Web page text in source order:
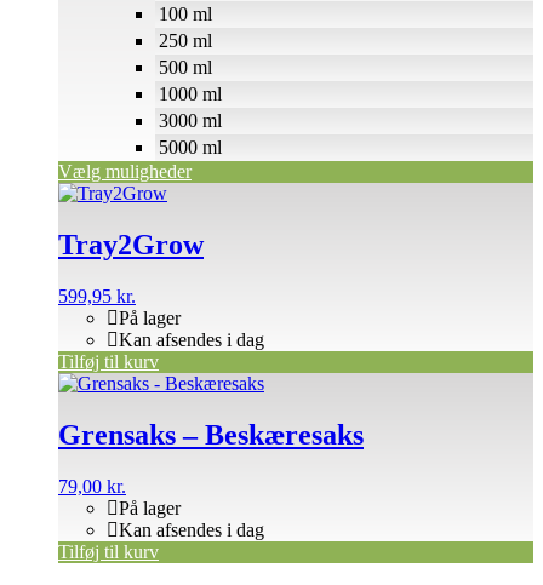
Vælg muligheder
100 ml
250 ml
500 ml
1000 ml
3000 ml
5000 ml
Tray2Grow
599,95 kr.
På lager
Kan afsendes i dag
Tilføj til kurv
Grensaks – Beskæresaks
79,00 kr.
På lager
Kan afsendes i dag
Tilføj til kurv